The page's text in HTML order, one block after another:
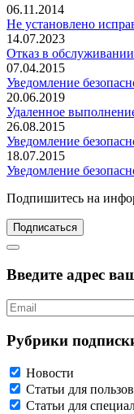
06.11.2014
Не установлено
14.07.2023
Отказ в обслуживании
07.04.2015
Уведомление
20.06.2019
Удаленное
26.08.2015
Уведомление
18.07.2015
Уведомление
Подпишитесь на
Подписаться
Введите адрес
Рубрики
Новости
Статьи для
Статьи для